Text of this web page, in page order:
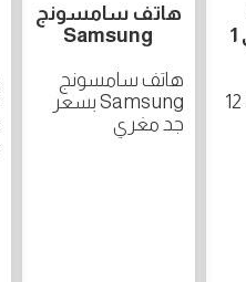
1ShopDZ حزمة 12
هاتف سامسونج
Samsung
هاتف سامسونج
Samsung بسعر
جد مغري